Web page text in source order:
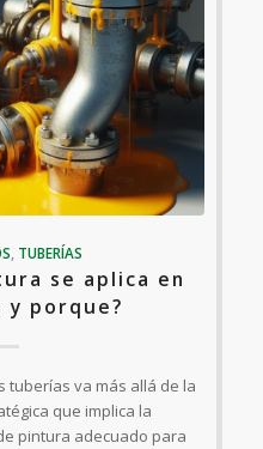
, TUBERÍAS
se aplica en
porque?
tuberías va más allá de la
que implica la
pintura adecuado para